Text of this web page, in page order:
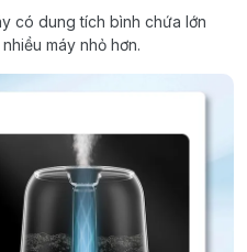
có dung tích bình chứa lớn
máy nhỏ hơn.